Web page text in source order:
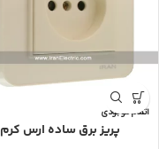
اتمام موجودی
پریز برق ساده ارس کرم